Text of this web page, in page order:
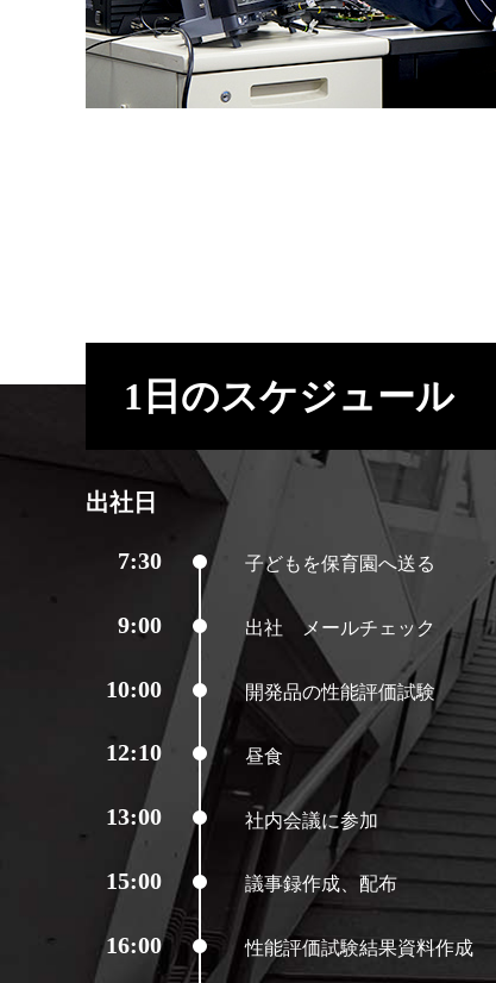
1日のスケジュール
出社日
7:30 子どもを保育園へ送る
9:00 出社 メールチェック
10:00 開発品の性能評価試験
12:10 昼食
13:00 社内会議に参加
15:00 議事録作成、配布
16:00 性能評価試験結果資料作成